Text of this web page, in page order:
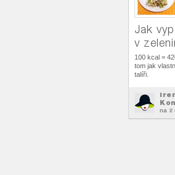
Jak
v
100 kcal =
tom jak
talíři.
na